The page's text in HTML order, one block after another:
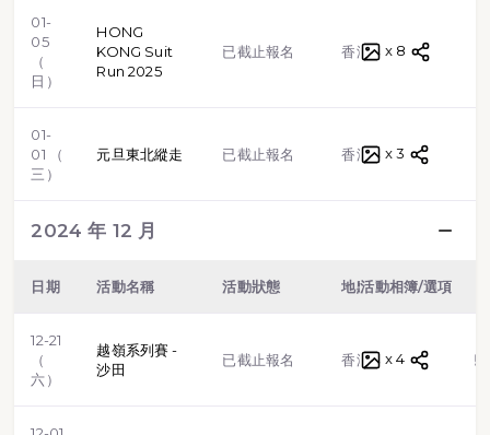
01-
05
（
日）
HONG
KONG Suit
Run 2025
已截止報名 香港 x 8
01-
01 （
三）
元旦東北縱走 已截止報名 香港 x 3
2024 年 12 月
日期 活動名稱 活動狀態 地點 類型
活動相簿/選項
12-21
（
六）
越嶺系列賽 -
沙田
已截止報名 香港 越野跑
x 4